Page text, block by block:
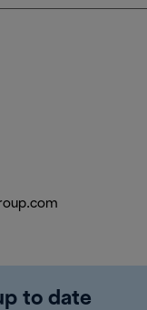
to date